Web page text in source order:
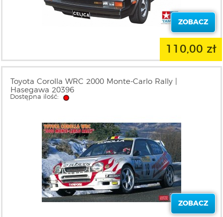
ZOBACZ
110,00 zł
Toyota Corolla WRC 2000 Monte-Carlo Rally |
Hasegawa 20396
Dostępna ilość:
ZOBACZ